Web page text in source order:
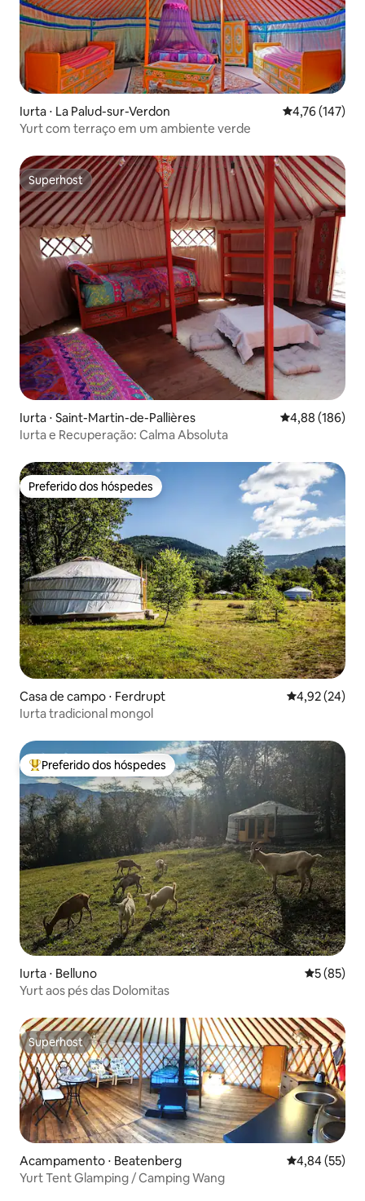
Iurta ⋅ La Palud-sur-Verdon 4,76 de uma
4,76 (147)
Yurt com terraço em um ambiente verde
Superhost
Superhost
Iurta ⋅ Saint-Martin-de-Pallières 4,88 de uma
4,88 (186)
Iurta e Recuperação: Calma Absoluta
Preferido dos hóspedes
Preferido dos hóspedes
Casa de campo ⋅ Ferdrupt 4,92 de uma
4,92 (24)
Iurta tradicional mongol
Entre os melhores preferidos dos hóspedes
Preferido dos hóspedes
Iurta ⋅ Belluno 5 de uma
5 (85)
Yurt aos pés das Dolomitas
Superhost
Superhost
Acampamento ⋅ Beatenberg 4,84 de uma
4,84 (55)
Yurt Tent Glamping / Camping Wang